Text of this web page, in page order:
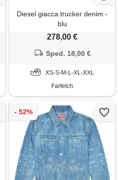
Diesel giacca trucker denim -
blu
278,00 €
Sped. 18,00 €
XS-S-M-L-XL-XXL
Farfetch